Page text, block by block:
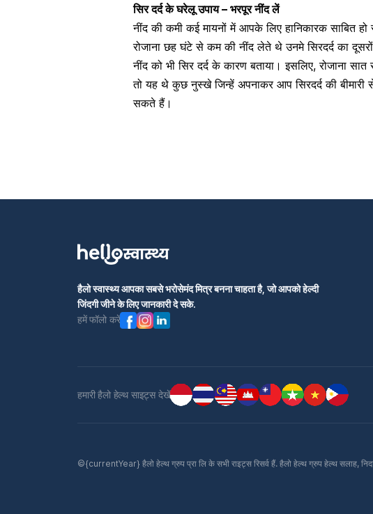
सिर दर्द के घरेलू उपाय – भरपूर नींद लें
नींद की कमी कई मायनों में आपके लिए हानिकारक साबित
रोजाना छह घंटे से कम की नींद लेते थे उनमे सिरदर्द का
नींद को भी सिर दर्द के कारण बताया। इसलिए, रोजाना
तो यह थे कुछ नुस्खे जिन्हें अपनाकर आप सिरदर्द की
सकते हैं।
हैलो स्वास्थ्य आपका सबसे भरोसेमंद मित्र बनना चाहता है, जो आपको हेल्दी
जिंदगी जीने के लिए जानकारी दे सके.
हमें फॉलो करें
हमारी हैलो हेल्थ साइट्स देखें
©{currentYear} हैलो हेल्थ ग्रुप प्रा लि के सभी राइट्स रिसर्व हैं. हैलो हेल्थ ग्रुप हेल्थ सलाह,